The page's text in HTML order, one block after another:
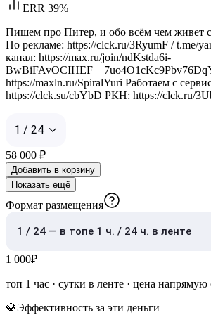
ERR 39%
Пишем про Питер, и обо всём чем живет
По рекламе: https://clck.ru/3RyumF / t.me/
канал: https://max.ru/join/ndKstda6i-
https://maxln.ru/SpiralYuri Работаем с
https://clck.su/cbYbD РКН: https://clck.ru/
1 / 24
58 000 ₽
Добавить в корзину
Показать ещё
Формат размещения
1 / 24 — в топе 1 ч. / 24 ч. в ленте
1 000₽
топ 1 час · сутки в ленте · цена напрямую
💎Эффективность за эти деньги